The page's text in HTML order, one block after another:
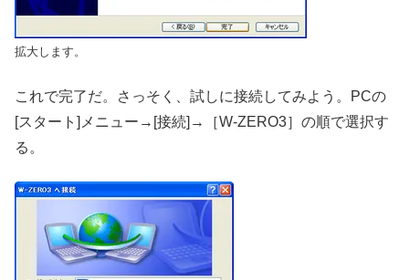
拡大します。
これで完了だ。さっそく、試しに接続してみよう。PCの
[スタート]メニュー→[接続]→［W-ZERO3］の順で選択す
る。